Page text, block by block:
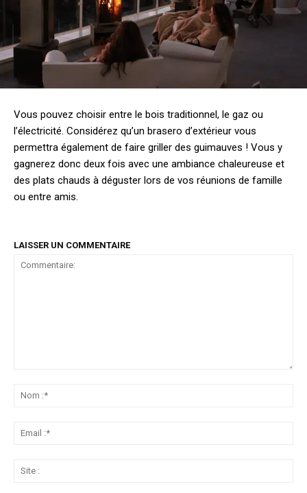
Vous pouvez choisir entre le bois traditionnel, le gaz ou
l’électricité. Considérez qu’un brasero d’extérieur vous
permettra également de faire griller des guimauves ! Vous y
gagnerez donc deux fois avec une ambiance chaleureuse et
des plats chauds à déguster lors de vos réunions de famille
ou entre amis.
LAISSER UN COMMENTAIRE